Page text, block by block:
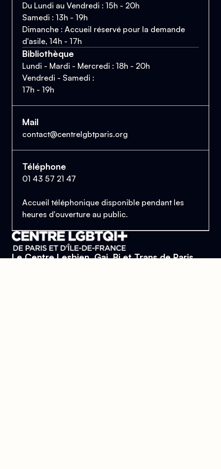
Du Lundi au Vendredi : 15h - 20h
Samedi : 13h - 19h
Dimanche : Accueil réservé pour la demande
d'asile, 14h - 17h
Bibliothèque
Lundi - Mardi - Mercredi : 18h - 20h
Vendredi - Samedi :
17h - 19h
Mail
contact@centrelgbtparis.org
Téléphone
01 43 57 21 47
Accueil téléphonique disponible pendant les
heures d'ouverture au public.
Le Centre Lesbien, Gai, Bi et Trans de Paris